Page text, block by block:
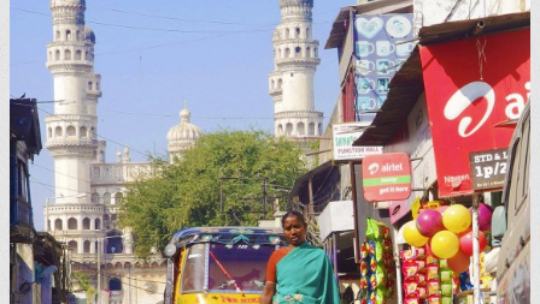
Teerose
und
Sandelholz,
von
Julia
Gregson
(2008,
engl.
East
of